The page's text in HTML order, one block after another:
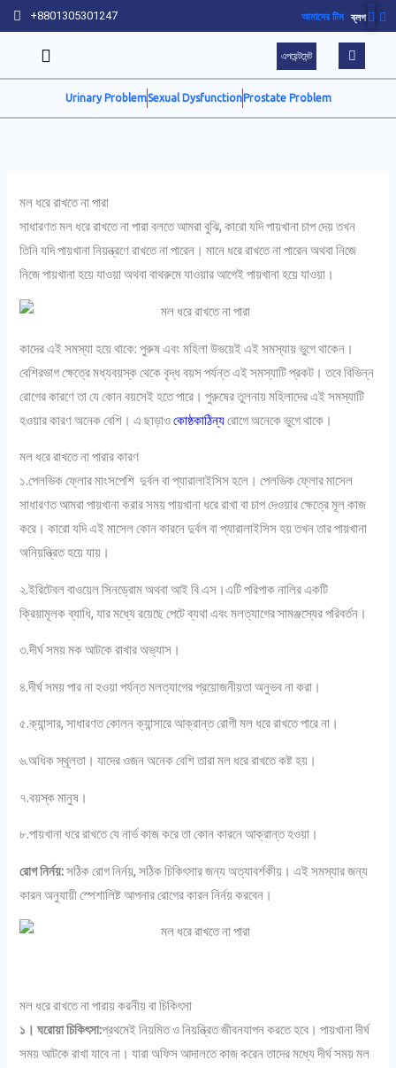
Skip
to
content
+8801305301247 আমাদের টিম ব্লগ
এপয়েন্টমেন্ট
Urinary ProblemSexual Dysfunction Prostate Problem
মল ধরে রাখতে না পারা
সাধারণত মল ধরে রাখতে না পারা বলতে আমরা বুঝি, কারো যদি পায়খানা চাপ দেয় তখন
তিনি যদি পায়খানা নিয়ন্ত্রণে রাখতে না পারেন। মানে ধরে রাখতে না পারেন অথবা নিজে
নিজে পায়খানা হয়ে যাওয়া অথবা বাথরুমে যাওয়ার আগেই পায়খানা হয়ে যাওয়া।
কাদের এই সমস্যা হয়ে থাকে: পুরুষ এবং মহিলা উভয়েই এই সমস্যায় ভুগে থাকেন।
বেশিরভাগ ক্ষেত্রে মধ্যবয়স্ক থেকে বৃদ্ধ বয়স পর্যন্ত এই সমস্যাটি প্রকট। তবে বিভিন্ন
রোগের কারণে তা যে কোন বয়সেই হতে পারে। পুরুষের তুলনায় মহিলাদের এই সমস্যাটি
হওয়ার কারণ অনেক বেশি। এ ছাড়াও কোষ্ঠকাঠিন্য রোগে অনেকে ভুগে থাকে।
মল ধরে রাখতে না পারার কারণ
১.পেলভিক ফ্লোর মাংসপেশি দুর্বল বা প্যারালাইসিস হলে। পেলভিক ফ্লোর মাসেল
সাধারণত আমরা পায়খানা করার সময় পায়খানা ধরে রাখা বা চাপ দেওয়ার ক্ষেত্রে মূল কাজ
করে। কারো যদি এই মাসেল কোন কারনে দুর্বল বা প্যারালাইসিস হয় তখন তার পায়খানা
অনিয়ন্ত্রিত হয়ে যায়।
২.ইরিটেবল বাওয়েল সিনড্রোম অথবা আই বি এস।এটি পরিপাক নালির একটি
ক্রিয়ামূলক ব্যাধি, যার মধ্যে রয়েছে পেটে ব্যথা এবং মলত্যাগের সামঞ্জস্যের পরিবর্তন।
৩.দীর্ঘ সময় মক আটকে রাখার অভ্যাস।
৪.দীর্ঘ সময় পার না হওয়া পর্যন্ত মলত্যাগের প্রয়োজনীয়তা অনুভব না করা।
৫.ক্যান্সার, সাধারণত কোলন ক্যান্সারে আক্রান্ত রোগী মল ধরে রাখতে পারে না।
৬.অধিক স্থূলতা। যাদের ওজন অনেক বেশি তারা মল ধরে রাখতে কষ্ট হয়।
৭.বয়স্ক মানুষ।
৮.পায়খানা ধরে রাখতে যে নার্ভ কাজ করে তা কোন কারনে আক্রান্ত হওয়া।
রোগ নির্নয়:সঠিক রোগ নির্নয়, সঠিক চিকিৎসার জন্য অত্যাবর্শকীয়। এই সমস্যার জন্য
কারন অনুযায়ী স্পেশালিষ্ট আপনার রোগের কারন নির্নয় করবেন।
মল ধরে রাখতে না পারায় করনীয় বা চিকিৎসা
১। ঘরোয়া চিকিৎসা:প্রথমেই নিয়মিত ও নিয়ন্ত্রিত জীবনযাপন করতে হবে। পায়খানা দীর্ঘ
সময় আটকে রাখা যাবে না। যারা অফিস আদালতে কাজ করেন তাদের মধ্যে দীর্ঘ সময় মল